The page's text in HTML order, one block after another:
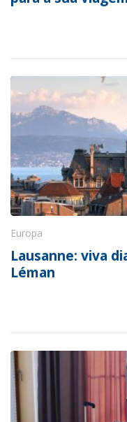
Europa
Lausanne: viva
Léman